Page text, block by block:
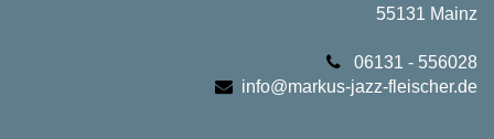
55131 Mainz
06131 - 556028
info@markus-jazz-fleischer.de